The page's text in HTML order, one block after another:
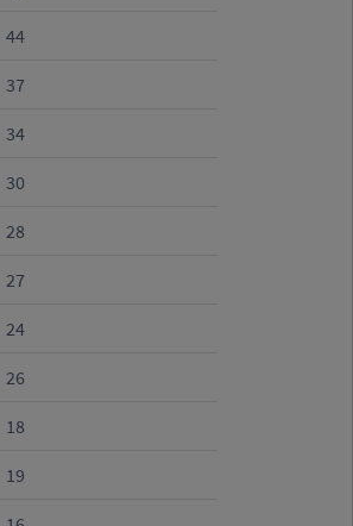
44
37
34
30
28
27
24
26
18
19